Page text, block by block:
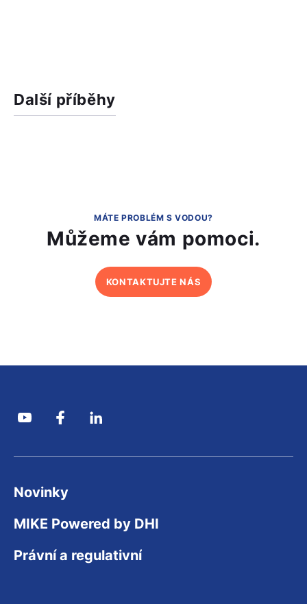
Další příběhy
MÁTE PROBLÉM S VODOU?
Můžeme vám pomoci.
KONTAKTUJTE NÁS
Novinky
MIKE Powered by DHI
Právní a regulativní